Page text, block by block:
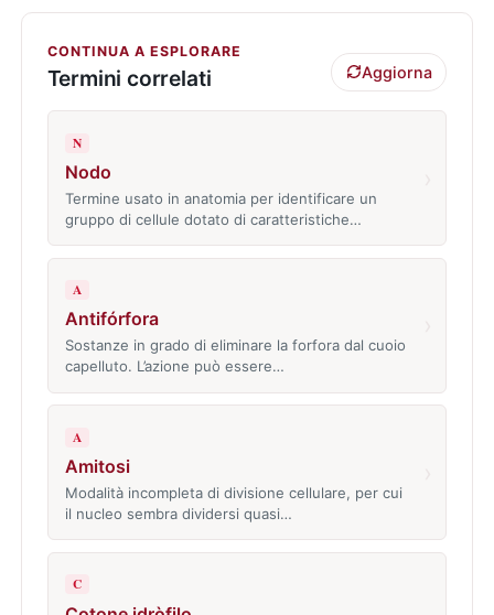
CONTINUA A ESPLORARE
Termini correlati Aggiorna
N
Nodo
Termine usato in anatomia per identificare un
gruppo di cellule dotato di caratteristiche…
A
Antifórfora
Sostanze in grado di eliminare la forfora dal cuoio
capelluto. L’azione può essere…
A
Amitosi
Modalità incompleta di divisione cellulare, per cui
il nucleo sembra dividersi quasi…
C